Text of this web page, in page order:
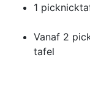
1
Vanaf 2
tafel